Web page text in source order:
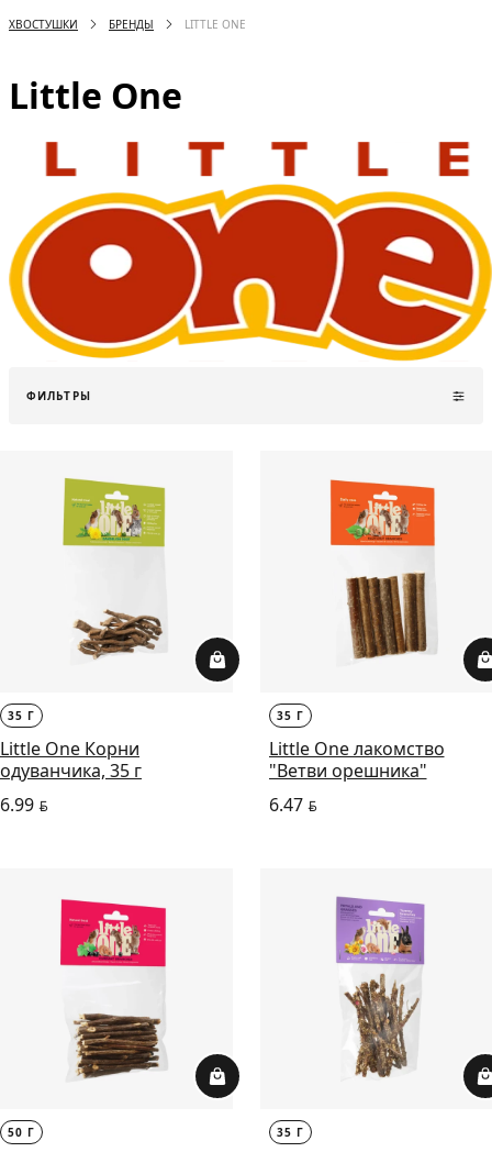
ХВОСТУШКИ БРЕНДЫ LITTLE ONE
Little One
ФИЛЬТРЫ
35 Г
Little One Корни
одуванчика, 35 г
6.99 BYN
35 Г
Little One лакомство
"Ветви орешника"
6.47BYN
50 Г 35 Г